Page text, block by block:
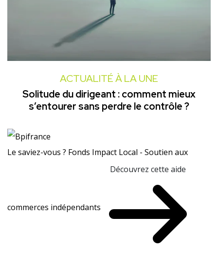
ACTUALITÉ À LA UNE
Solitude du dirigeant : comment mieux
s’entourer sans perdre le contrôle ?
Le saviez-vous ? Fonds Impact Local - Soutien aux
commerces indépendants
Découvrez cette aide